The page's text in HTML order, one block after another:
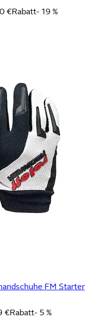
€Rabatt- 19 %
FM Starter
€Rabatt- 5 %